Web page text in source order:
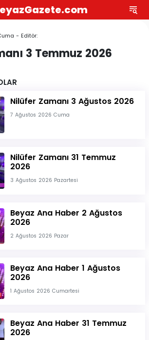
- Editör:
3 Temmuz 2026
Nilüfer Zamanı 3 Ağustos 2026
7 Ağustos 2026 Cuma
Nilüfer Zamanı 31 Temmuz
2026
3 Ağustos 2026 Pazartesi
Beyaz Ana Haber 2 Ağustos
2026
2 Ağustos 2026 Pazar
Beyaz Ana Haber 1 Ağustos
2026
1 Ağustos 2026 Cumartesi
Beyaz Ana Haber 31 Temmuz
2026